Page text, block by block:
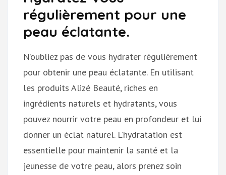
régulièrement pour une
peau éclatante.
N’oubliez pas de vous hydrater régulièrement
pour obtenir une peau éclatante. En utilisant
les produits Alizé Beauté, riches en
ingrédients naturels et hydratants, vous
pouvez nourrir votre peau en profondeur et lui
donner un éclat naturel. L’hydratation est
essentielle pour maintenir la santé et la
jeunesse de votre peau, alors prenez soin